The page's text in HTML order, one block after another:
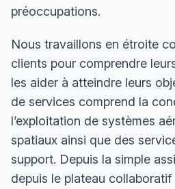
préoccupations.
Nous travaillons en étroite
clients pour comprendre
les aider à atteindre leurs
de services comprend la
l’exploitation de systèmes
spatiaux ainsi que des
support. Depuis la simple
depuis le plateau collaboratif